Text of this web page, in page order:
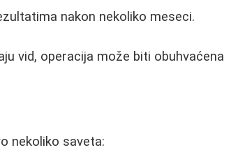
nakon nekoliko meseci.
vid, operacija može biti obuhvaćena
nekoliko saveta: